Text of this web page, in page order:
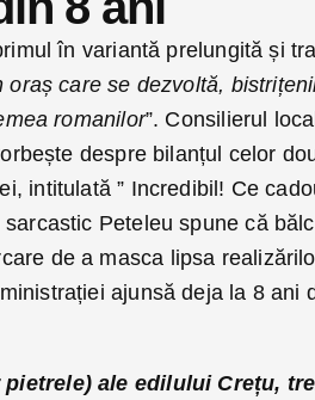
în variantă prelungită și
care se dezvoltă,
romanilor”. Consilierul local
despre bilanțul celor
intitulată ” Incredibil! Ce
Peteleu spune că
de a masca lipsa
ajunsă deja la 8 ani
ale edilului Crețu,